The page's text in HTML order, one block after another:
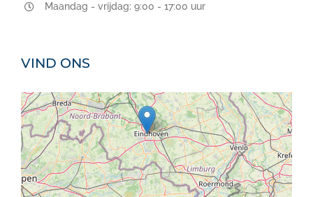
Maandag - vrijdag: 9:00 - 17:00 uur
VIND ONS